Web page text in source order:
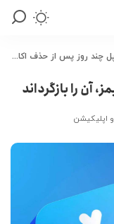
چند روز پس از حذف اکانت اپیک گیمز، آن را بازگرداند
آن را بازگرداند
و اپلیکیشن